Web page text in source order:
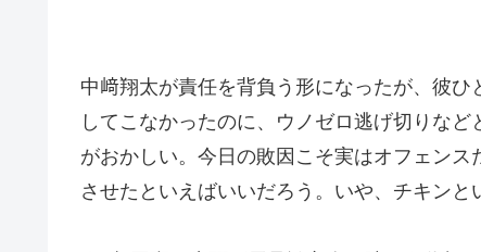
中﨑翔太が責任を背負う形になったが、彼
してこなかったのに、ウノゼロ逃げ切りな
がおかしい。今日の敗因こそ実はオフェン
させたといえばいいだろう。いや、チキンと